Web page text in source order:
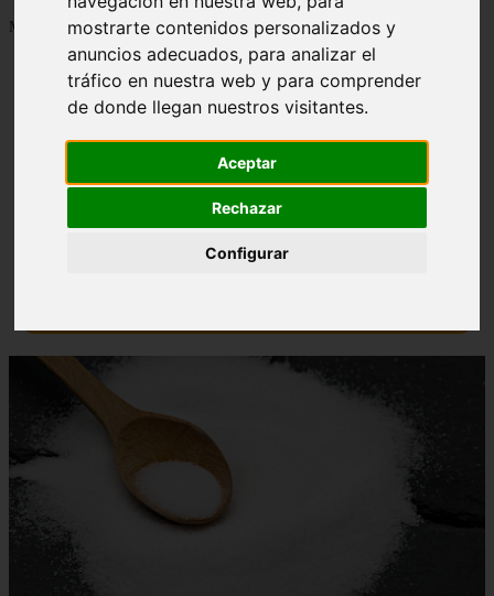
mostrarte contenidos personalizados y
anuncios adecuados, para analizar el
tráfico en nuestra web y para comprender
de donde llegan nuestros visitantes.
Aceptar
Rechazar
Configurar
Mostrando 1 - 24 de 1288 artículos
Contraindicaciones del espino amarillo: conocelas
ahora